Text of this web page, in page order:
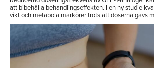
att bibehålla behandlingseffekten. I en ny studie
vikt och metabola markörer trots att doserna gavs